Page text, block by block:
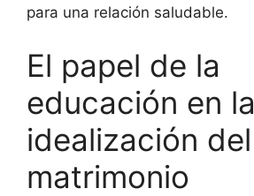
para una relación saludable.
El papel de la
educación en la
idealización del
matrimonio